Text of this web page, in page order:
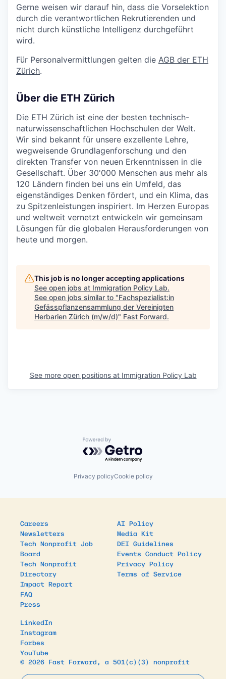
Gerne weisen wir darauf hin, dass die Vorselektion
durch die verantwortlichen Rekrutierenden und
nicht durch künstliche Intelligenz durchgeführt
wird.
Für Personalvermittlungen gelten die AGB der ETH
Zürich.
Über die ETH Zürich
Die ETH Zürich ist eine der besten technisch-
naturwissenschaftlichen Hochschulen der Welt.
Wir sind bekannt für unsere exzellente Lehre,
wegweisende Grundlagenforschung und den
direkten Transfer von neuen Erkenntnissen in die
Gesellschaft. Über 30'000 Menschen aus mehr als
120 Ländern finden bei uns ein Umfeld, das
eigenständiges Denken fördert, und ein Klima, das
zu Spitzenleistungen inspiriert. Im Herzen Europas
und weltweit vernetzt entwickeln wir gemeinsam
Lösungen für die globalen Herausforderungen von
heute und morgen.
This job is no longer accepting applications
See open jobs at Immigration Policy Lab.
See open jobs similar to "Fachspezialist:in
Gefässpflanzensammlung der Vereinigten
Herbarien Zürich (m/w/d)" Fast Forward.
See more open positions at Immigration Policy Lab
Powered by Getro.com
Privacy policyCookie policy
Careers
Newsletters
Tech Nonprofit Job
Board
Tech Nonprofit
Directory
Impact Report
FAQ
Press
AI Policy
Media Kit
DEI Guidelines
Events Conduct Policy
Privacy Policy
Terms of Service
LinkedIn
Instagram
Forbes
YouTube
© 2026 Fast Forward, a 501(c)(3) nonprofit